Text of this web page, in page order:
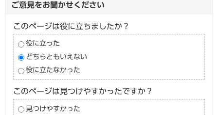
ご意見をお聞かせください
このページは役に立ちましたか？
役に立った
どちらともいえない
役に立たなかった
このページは見つけやすかったですか？
見つけやすかった